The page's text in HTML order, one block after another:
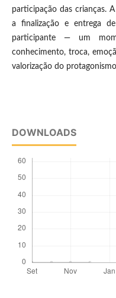
participação das crianças.
a finalização e entrega
participante — um
conhecimento, troca,
valorização do
DOWNLOADS